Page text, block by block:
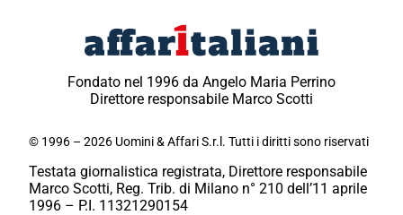
Fondato nel 1996 da Angelo Maria Perrino
Direttore responsabile Marco Scotti
© 1996 – 2026 Uomini & Affari S.r.l. Tutti i diritti sono riservati
Testata giornalistica registrata, Direttore responsabile
Marco Scotti, Reg. Trib. di Milano n° 210 dell’11 aprile
1996 – P.I. 11321290154